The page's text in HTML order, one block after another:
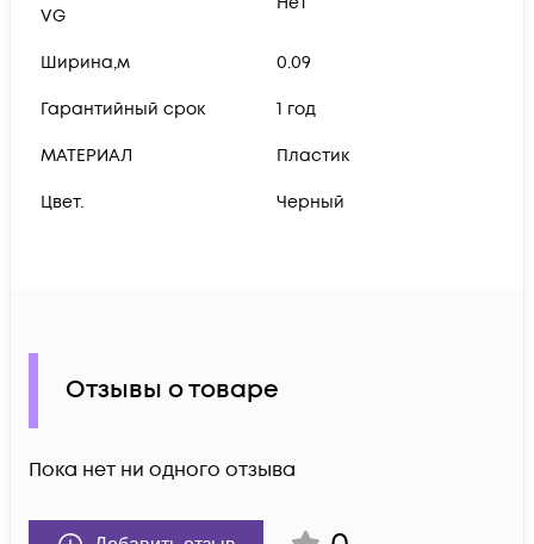
VG
Ширина,м 0.09
Гарантийный срок 1 год
МАТЕРИАЛ Пластик
Цвет. Черный
Отзывы о товаре
Пока нет ни одного отзыва